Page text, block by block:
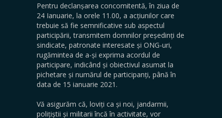
Pentru declanșarea concomitentă, în ziua de
24 Ianuarie, la orele 11.00, a acțiunilor care
trebuie să fie semnificative sub aspectul
participării, transmitem domnilor președinți de
sindicate, patronate interesate și ONG-uri,
rugămintea de a-și exprima acordul de
participare, indicând și obiectivul asumat la
pichetare și numărul de participanți, până în
data de 15 ianuarie 2021.
Vă asigurăm că, loviți ca și noi, jandarmii,
polițiștii și militarii încă în activitate, vor